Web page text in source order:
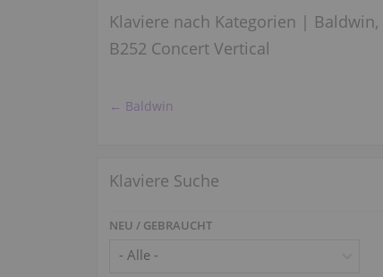
Klaviere nach Kategorien | Baldwin,
B252 Concert Vertical
← Baldwin
Klaviere Suche
NEU / GEBRAUCHT